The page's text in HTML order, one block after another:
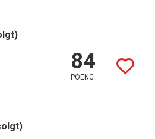
84
POENG